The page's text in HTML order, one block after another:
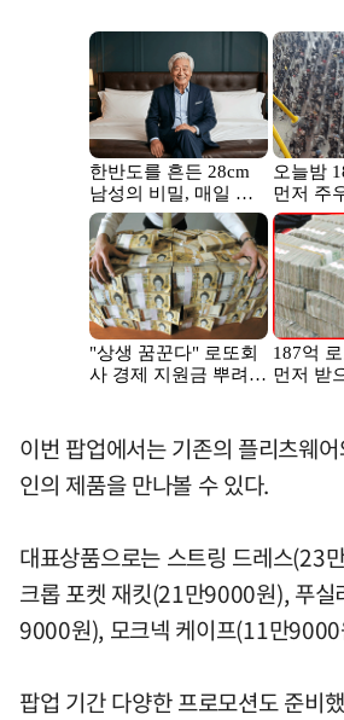
이번 팝업에서는 기존의 플리츠웨
인의 제품을 만나볼 수 있다.
대표상품으로는 스트링 드레스(23
크롭 포켓 재킷(21만9000원), 푸실
9000원), 모크넥 케이프(11만
팝업 기간 다양한 프로모션도 준비